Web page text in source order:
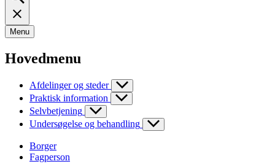
Menu
Hovedmenu
Afdelinger og steder
Praktisk information
Selvbetjening
Undersøgelse og behandling
Borger
Fagperson